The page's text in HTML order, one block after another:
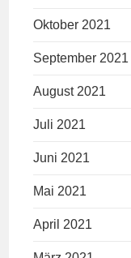
Oktober 2021
September 2021
August 2021
Juli 2021
Juni 2021
Mai 2021
April 2021